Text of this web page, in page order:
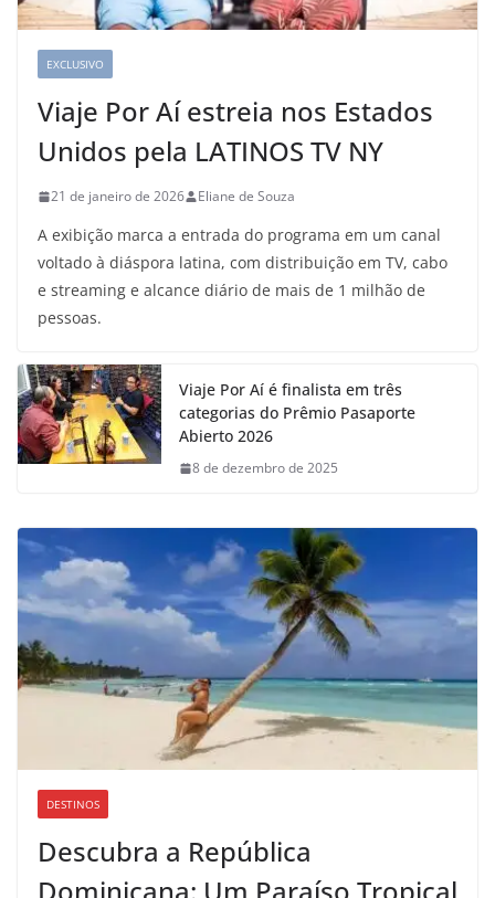
EXCLUSIVO
Viaje Por Aí estreia nos Estados
Unidos pela LATINOS TV NY
21 de janeiro de 2026 Eliane de Souza
A exibição marca a entrada do programa em um canal
voltado à diáspora latina, com distribuição em TV, cabo
e streaming e alcance diário de mais de 1 milhão de
pessoas.
Viaje Por Aí é finalista em três
categorias do Prêmio Pasaporte
Abierto 2026
8 de dezembro de 2025
DESTINOS
Descubra a República
Dominicana: Um Paraíso Tropical